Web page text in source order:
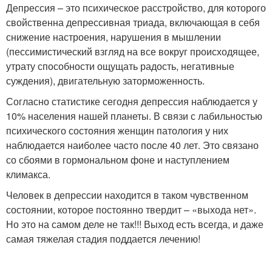
Депрессия – это психическое расстройство, для которого
свойственна депрессивная триада, включающая в себя
снижение настроения, нарушения в мышлении
(пессимистический взгляд на все вокруг происходящее,
утрату способности ощущать радость, негативные
суждения), двигательную заторможенность.
Согласно статистике сегодня депрессия наблюдается у
10% населения нашей планеты. В связи с лабильностью
психического состояния женщин патология у них
наблюдается наиболее часто после 40 лет. Это связано
со сбоями в гормональном фоне и наступлением
климакса.
Человек в депрессии находится в таком чувственном
состоянии, которое постоянно твердит – «выхода нет».
Но это на самом деле не так!!! Выход есть всегда, и даже
самая тяжелая стадия поддается лечению!